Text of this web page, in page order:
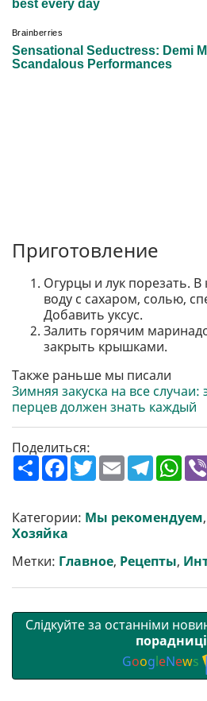
Приготовление
Огурцы и лук порезать. В
воду с сахаром, солью,
Добавить уксус.
Залить горячим
закрыть крышками.
Также раньше мы писали
Зимняя закуска на все
перцев должен знать каждый
Поделиться:
П
о
р
и
т
F
a
b
o
T
w
t
e
E
m
l
T
e
g
r
W
h
s
A
Категории: Мы рекомендуем,
Хозяйка
Метки: Главное, Рецепты,
Слідкуйте за останніми
порадниці
GoogleNews